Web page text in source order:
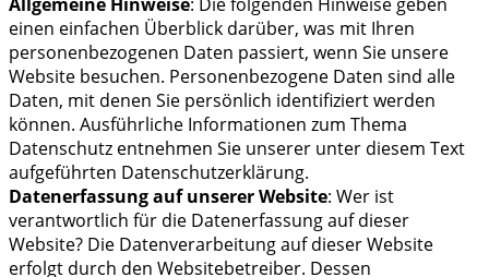
einen einfachen Überblick darüber, was mit Ihren
personenbezogenen Daten passiert, wenn Sie unsere
Website besuchen. Personenbezogene Daten sind alle
Daten, mit denen Sie persönlich identifiziert werden
können. Ausführliche Informationen zum Thema
Datenschutz entnehmen Sie unserer unter diesem Text
aufgeführten Datenschutzerklärung.
Datenerfassung auf unserer Website: Wer ist
verantwortlich für die Datenerfassung auf dieser
Website? Die Datenverarbeitung auf dieser Website
erfolgt durch den Websitebetreiber. Dessen